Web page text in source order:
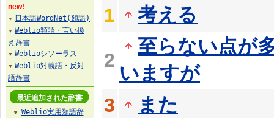
1 考える
2
至らない点が
いますが
3
また
new!
▼ 日本語WordNet(類語)
▼ Weblio類語・言い換
え辞書
▼ Weblioシソーラス
▼ Weblio対義語・反対
語辞書
最近追加された辞書
▼
Weblio実用類語辞